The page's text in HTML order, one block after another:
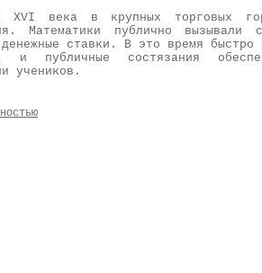
XVI века в крупных торговых
Математики публично
ставки. В это время быстро
и публичные состязания
учеников.